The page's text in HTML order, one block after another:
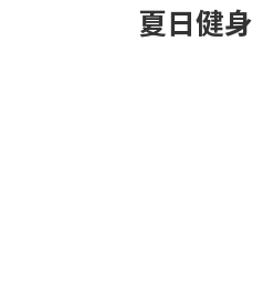
夏日健身